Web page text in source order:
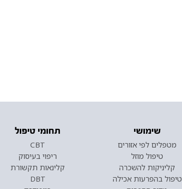
שימושי
מטפלים לפי אזורים
טיפול מוזל
קליניקות להשכרה
טיפול בהפרעות אכילה
תחומי טיפול
CBT
ריפוי בעיסוק
קלינאות תקשורת
DBT